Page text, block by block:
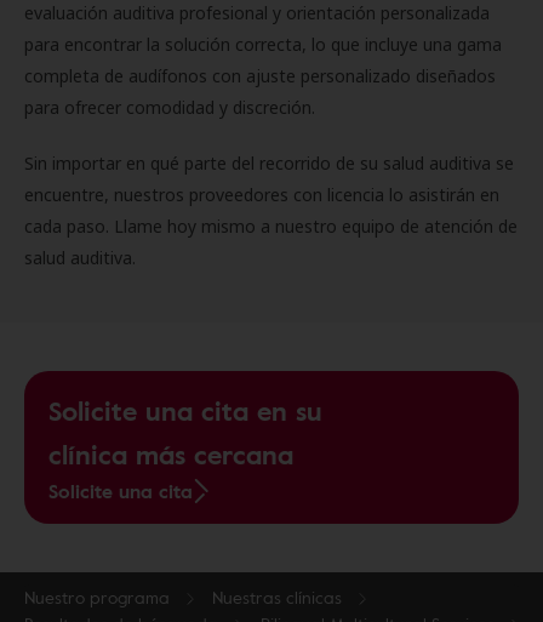
evaluación auditiva profesional y orientación personalizada
para encontrar la solución correcta, lo que incluye una gama
completa de audífonos con ajuste personalizado diseñados
para ofrecer comodidad y discreción.
Sin importar en qué parte del recorrido de su salud auditiva se
encuentre, nuestros proveedores con licencia lo asistirán en
cada paso. Llame hoy mismo a nuestro equipo de atención de
salud auditiva.
Solicite una cita en su
clínica más cercana
Solicite una cita
Nuestro programa
Nuestras clínicas